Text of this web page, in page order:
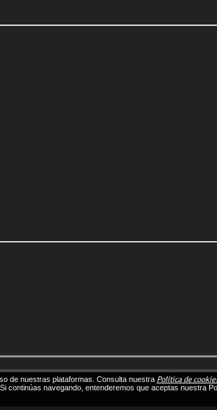
de nuestras plataformas. Consulta nuestra Política de
continúas navegando, entenderemos que aceptas nuestra